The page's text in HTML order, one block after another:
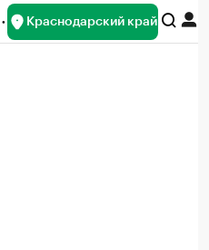
Краснодарский край